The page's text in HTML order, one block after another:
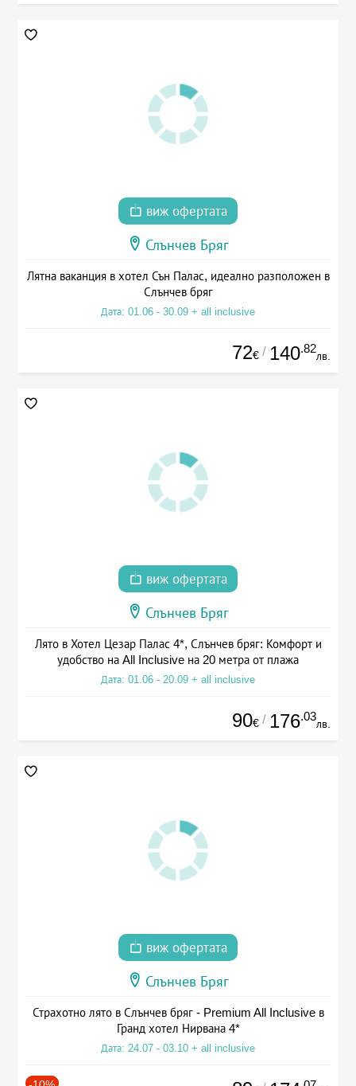
виж офертата
Слънчев Бряг
Лятна ваканция в хотел Сън Палас, идеално разположен в
Слънчев бряг
Дата: 01.06 - 30.09 + all inclusive
72€ / 140.82
лв.
виж офертата
Слънчев Бряг
Лято в Хотел Цезар Палас 4*, Слънчев бряг: Комфорт и
удобство на All Inclusive на 20 метра от плажа
Дата: 01.06 - 20.09 + all inclusive
90€ / 176.03
лв.
виж офертата
Слънчев Бряг
Страхотно лято в Слънчев бряг - Premium All Inclusive в
Гранд хотел Нирвана 4*
Дата: 24.07 - 03.10 + all inclusive